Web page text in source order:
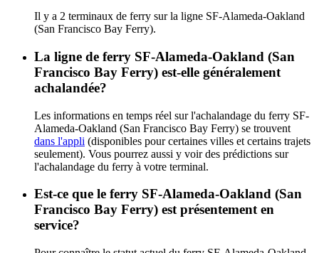
Il y a 2 terminaux de ferry sur la ligne SF-Alameda-Oakland
(San Francisco Bay Ferry).
La ligne de ferry SF-Alameda-Oakland (San
Francisco Bay Ferry) est-elle généralement
achalandée?
Les informations en temps réel sur l'achalandage du ferry SF-
Alameda-Oakland (San Francisco Bay Ferry) se trouvent
dans l'appli (disponibles pour certaines villes et certains trajets
seulement). Vous pourrez aussi y voir des prédictions sur
l'achalandage du ferry à votre terminal.
Est-ce que le ferry SF-Alameda-Oakland (San
Francisco Bay Ferry) est présentement en
service?